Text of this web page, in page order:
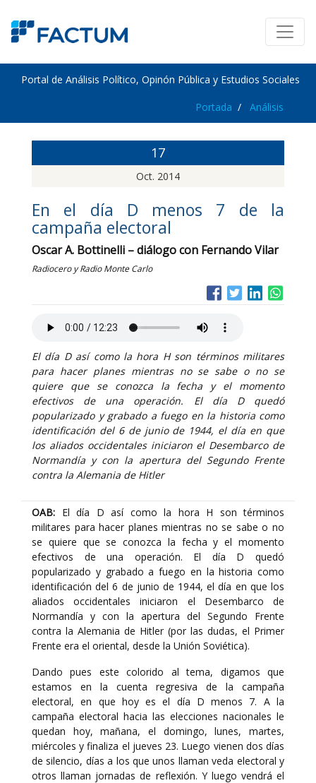
Portal de Análisis Político, Opinón Pública y Estudios Sociales
Portada Análisis
17
Oct. 2014
En el día D menos 7 de la
campaña electoral
Oscar A. Bottinelli – diálogo con Fernando Vilar
Radiocero y Radio Monte Carlo
El día D así como la hora H son términos militares
para hacer planes mientras no se sabe o no se
quiere que se conozca la fecha y el momento
efectivos de una operación. El día D quedó
popularizado y grabado a fuego en la historia como
identificación del 6 de junio de 1944, el día en que
los aliados occidentales iniciaron el Desembarco de
Normandía y con la apertura del Segundo Frente
contra la Alemania de Hitler
OAB: El día D así como la hora H son términos
militares para hacer planes mientras no se sabe o no
se quiere que se conozca la fecha y el momento
efectivos de una operación. El día D quedó
popularizado y grabado a fuego en la historia como
identificación del 6 de junio de 1944, el día en que los
aliados occidentales iniciaron el Desembarco de
Normandía y con la apertura del Segundo Frente
contra la Alemania de Hitler (por las dudas, el Primer
Frente era el oriental, desde la Unión Soviética).
Dando pues este colorido al tema, digamos que
estamos en la cuenta regresiva de la campaña
electoral, en que hoy es el día D menos 7. A la
campaña electoral hacia las elecciones nacionales le
quedan hoy, mañana, el domingo, lunes, martes,
miércoles y finaliza el jueves 23. Luego vienen dos días
de silencio, días a los que unos llaman veda electoral y
otros llaman jornadas de reflexión. Y luego vendrá el